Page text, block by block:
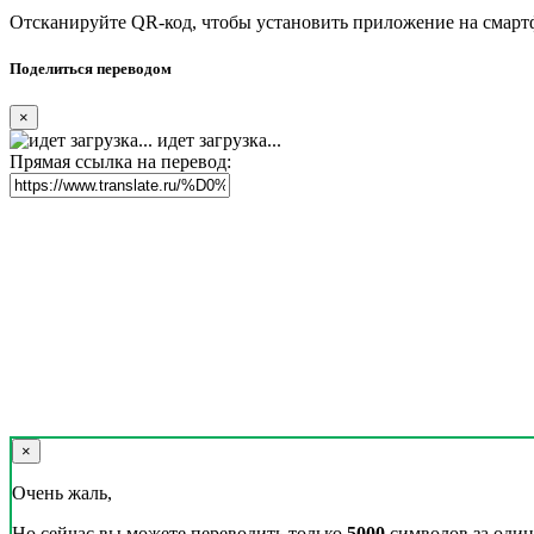
Отсканируйте QR-код, чтобы установить приложение на
Поделиться переводом
×
идет загрузка...
Прямая ссылка на перевод:
×
Очень жаль,